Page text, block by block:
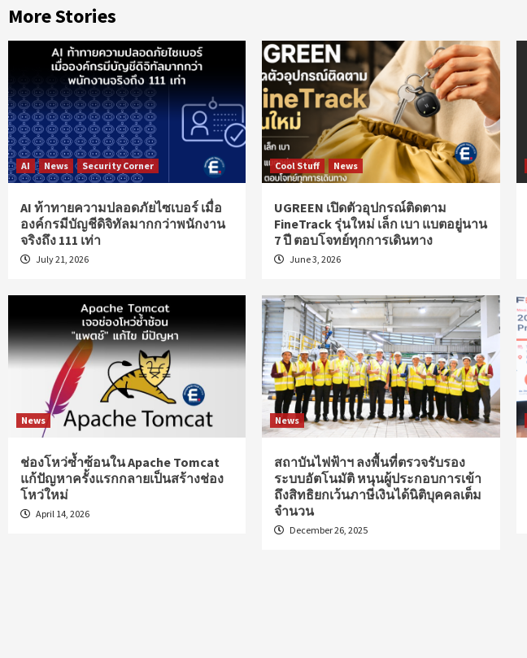
More Stories
AI News Security Corner
AI ท้าทายความปลอดภัยไซเบอร์ เมื่อ
องค์กรมีบัญชีดิจิทัลมากกว่าพนักงาน
จริงถึง 111 เท่า
July 21, 2026
Cool Stuff News
UGREEN เปิดตัวอุปกรณ์ติดตาม
FineTrack รุ่นใหม่ เล็ก เบา แบตอยู่นาน
7 ปี ตอบโจทย์ทุกการเดินทาง
June 3, 2026
News
ช่องโหว่ซ้ำซ้อนใน Apache Tomcat
แก้ปัญหาครั้งแรกกลายเป็นสร้างช่อง
โหว่ใหม่
April 14, 2026
News
สถาบันไฟฟ้าฯ ลงพื้นที่ตรวจรับรอง
ระบบอัตโนมัติ หนุนผู้ประกอบการเข้า
ถึงสิทธิยกเว้นภาษีเงินได้นิติบุคคลเต็ม
จำนวน
December 26, 2025